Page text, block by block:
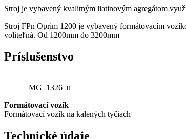
Stroj je vybavený kvalitným liatinovým agregátom
Stroj FPn Oprim 1200 je vybavený formátovacím
voliteľná. Od 1200mm do 3200mm
Príslušenstvo
_MG_1326_u
Formátovací vozík
Formátovací vozík na kalených tyčiach
Technické údaje